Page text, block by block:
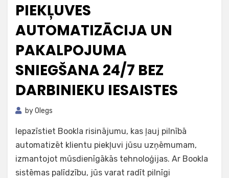
PIEKĻUVES
AUTOMATIZĀCIJA UN
PAKALPOJUMA
SNIEGŠANA 24/7 BEZ
DARBINIEKU IESAISTES
byOlegs
Iepazīstiet Bookla risinājumu, kas ļauj pilnībā
automatizēt klientu piekļuvi jūsu uzņēmumam,
izmantojot mūsdienīgākās tehnoloģijas. Ar Bookla
sistēmas palīdzību, jūs varat radīt pilnīgi